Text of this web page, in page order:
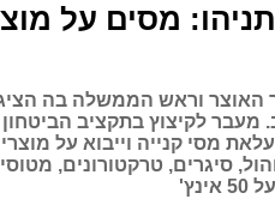
מסים על
האוצר וראש הממשלה בה
מעבר לקיצוץ בתקציב
מסי קנייה וייבוא על
סיגרים, טרקטורונים,